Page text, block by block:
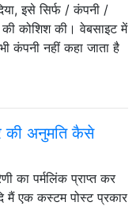
इसे सिर्फ / कंपनी /
कोशिश की। वेबसाइट में
कंपनी नहीं कहा जाता है
की अनुमति कैसे
का पर्मलिंक प्राप्त कर
मैं एक कस्टम पोस्ट प्रकार